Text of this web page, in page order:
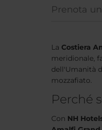
Prenota
La Costiera
meridionale,
dell'Umanità
mozzafiato.
Perché
Con NH